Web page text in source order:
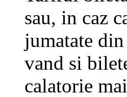
sau, in caz
jumatate
vand si
calatorie